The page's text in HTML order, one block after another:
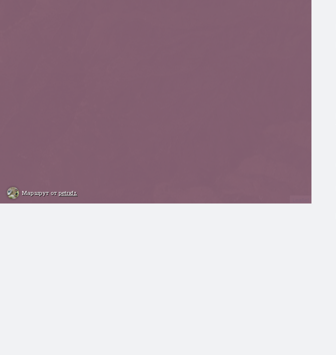
Маршрут отpetrxfz